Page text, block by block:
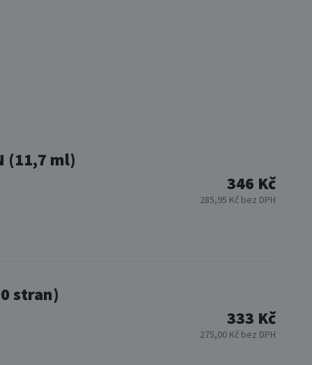
(11,7 ml)
346 Kč
285,95 Kč bez DPH
stran)
333 Kč
275,00 Kč bez DPH